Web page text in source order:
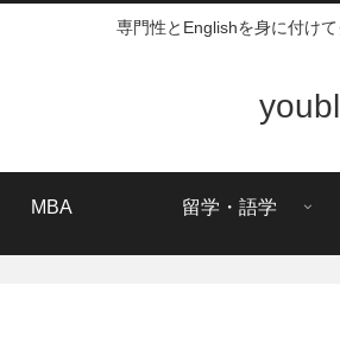
専門性とEnglishを身に付け
MBA 留学・語学